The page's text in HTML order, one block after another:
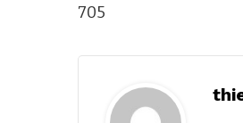
705